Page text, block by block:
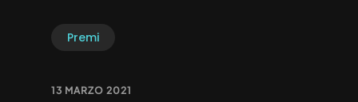
Premi
13 MARZO 2021